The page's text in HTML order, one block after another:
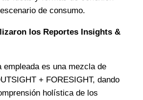
de consumo.
los Reportes Insights &
empleada es una mezcla de
+ FORESIGHT, dando
holística de los